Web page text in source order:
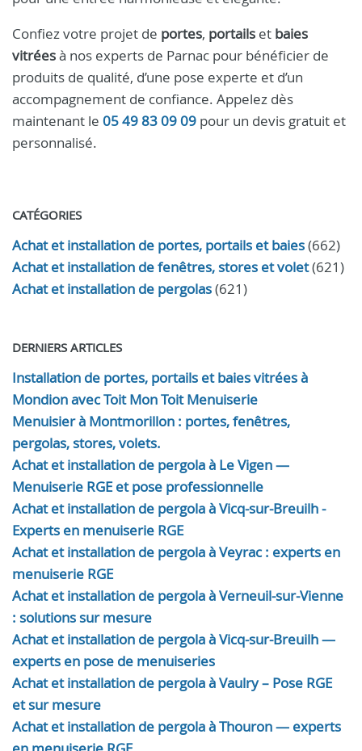
Confiez votre projet de portes, portails et baies
vitréesà nos experts de Parnac pour bénéficier de
produits de qualité, d’une pose experte et d’un
accompagnement de confiance. Appelez dès
maintenant le 05 49 83 09 09 pour un devis gratuit et
personnalisé.
CATÉGORIES
Achat et installation de portes, portails et baies(662)
Achat et installation de fenêtres, stores et volet(621)
Achat et installation de pergolas(621)
DERNIERS ARTICLES
Installation de portes, portails et baies vitrées à
Mondion avec Toit Mon Toit Menuiserie
Menuisier à Montmorillon : portes, fenêtres,
pergolas, stores, volets.
Achat et installation de pergola à Le Vigen —
Menuiserie RGE et pose professionnelle
Achat et installation de pergola à Vicq-sur-Breuilh -
Experts en menuiserie RGE
Achat et installation de pergola à Veyrac : experts en
menuiserie RGE
Achat et installation de pergola à Verneuil-sur-Vienne
: solutions sur mesure
Achat et installation de pergola à Vicq-sur-Breuilh —
experts en pose de menuiseries
Achat et installation de pergola à Vaulry – Pose RGE
et sur mesure
Achat et installation de pergola à Thouron — experts